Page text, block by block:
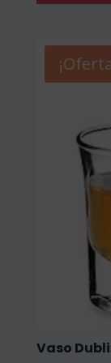
Vaso